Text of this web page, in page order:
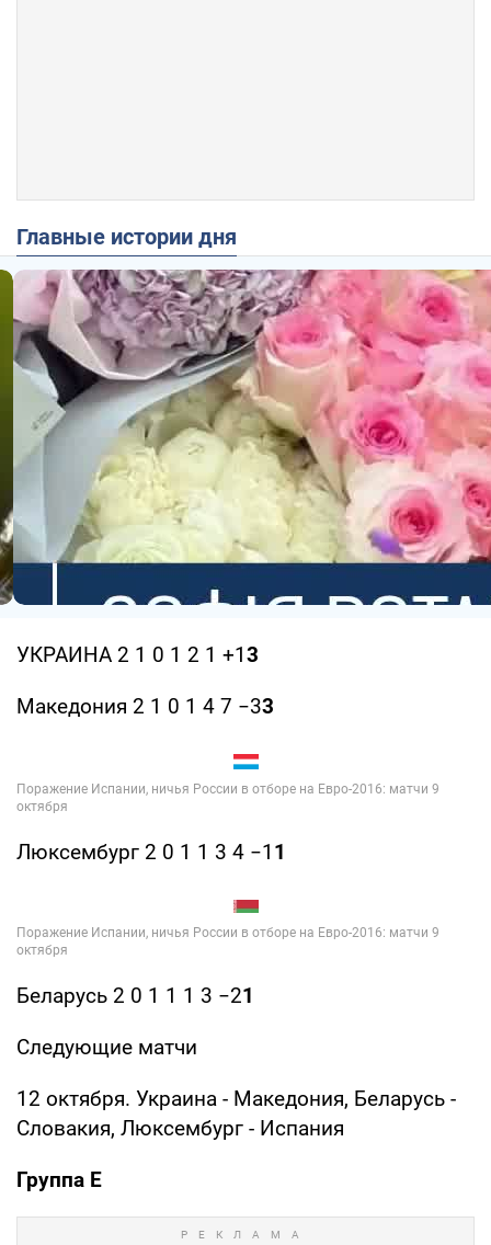
Главные истории дня
УКРАИНА 2 1 0 1 2 1 +13
Македония 2 1 0 1 4 7 −33
Люксембург 2 0 1 1 3 4 −1 1
Беларусь 2 0 1 1 1 3 −21
Следующие матчи
12 октября. Украина - Македония, Беларусь -
Словакия, Люксембург - Испания
Группа E